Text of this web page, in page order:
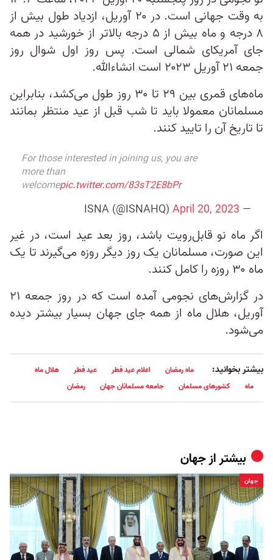
به وقت جهانی است. در ۲۰ آوریل، ازدیاد طول بیش از
۸ درجه و ماه بیش از ۵ درجه بالاتر از خورشید در همه
جای آمریکای شمالی است. پس روز اول شوال روز
جمعه ۲۱ آوریل ۲۰۲۳ است انشاءالله.
ماه‌های قمری بین ۲۹ تا ۳۰ روز طول می‌کشد، بنابراین
مسلمانان معمولا باید تا شب قبل از عید منتظر بمانند
تا تاریخ آن را تایید کنند.
For those interested in joining us, you are
more than
welcomepic.twitter.com/83sT2E8bPr
— ISNA (@ISNAHQ)
April 20, 2023
اگر ماه نو قابل‌رویت باشد، روز بعد عید است، در غیر
این صورت، مسلمانان یک روز دیگر روزه می‌گیرند تا یک
ماه ۳۰ روزه را کامل کنند.
در گزارش‌های نجومی آمده است که در روز جمعه ۲۱
آوریل، هلال ماه از همه جای جهان بسیار بیشتر دیده
می‌شود.
بیشتر بخوانید: ماه رمضان اعلام عید فطر عید فطر
هلال ماه
ماه
کشورهای مسلمان جامعه مسلمانان جهان رمضان
بیشتر ازجهان
جهان